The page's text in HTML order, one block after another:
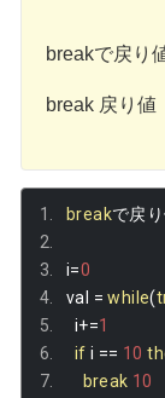
breakで戻り
break 戻り値
breakで戻
i=0
val = while(
  i
+=1
if i == 10
break 10